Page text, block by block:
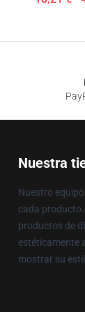
Nuestra
Nuestro
cada
productos de
estéticamente
mostrar su